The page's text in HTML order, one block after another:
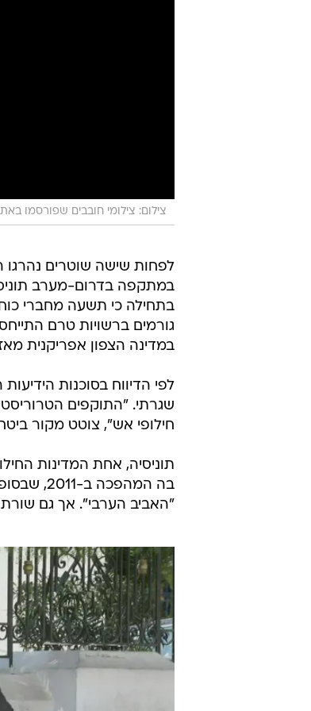
צילום: צילומי חובבים שפורסמו
לפחות שישה שוטרים נהרגו
במתקפה בדרום-מערב
בתחילה כי תשעה מחברי
גורמים ברשויות טרם
במדינה הצפון אפריקנית מאז
לפי הדיווח בסוכנות
שגרתי. "התוקפים
חילופי אש", צוטט מקור
תוניסיה, אחת המדינות
בה
"האביב הערבי". אך גם